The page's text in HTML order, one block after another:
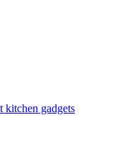
kitchen gadgets